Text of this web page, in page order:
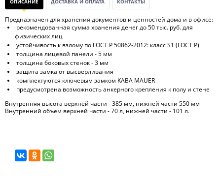
ОПИСАНИЕ ДОСТАВКА И ОПЛАТА КОНТАКТЫ
Предназначен для хранения документов и ценностей дома и в офисе:
рекомендованная сумма хранения денег до 50 тыс. руб. для
физических лиц
устойчивость к взлому по ГОСТ Р 50862-2012: класс S1 (ГОСТ Р)
толщина лицевой панели - 5 мм
толщина боковых стенок - 3 мм
защита замка от высверливания
комплектуются ключевым замком KABA MAUER
предусмотрена возможность анкерного крепления к полу и стене
Внутренняя высота верхней части - 385 мм, нижней части 550 мм
Внутренний объем верхней части - 70 л, нижней части - 101 л.